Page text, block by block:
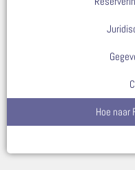
Hoe naar